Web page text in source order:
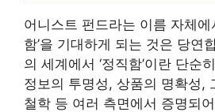
어니스트 펀드라는 이름 자체에
함’을 기대하게 되는 것은 당연
의 세계에서 ‘정직함’이란 단순
정보의 투명성, 상품의 명확성,
철학 등 여러 측면에서 증명되